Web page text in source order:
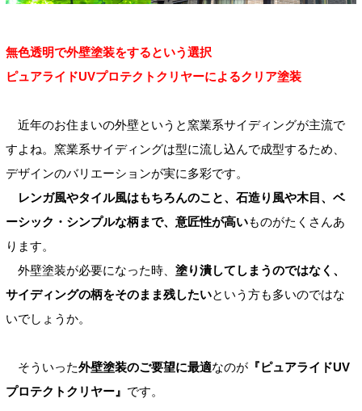
無色透明で外壁塗装をするという選択
ピュアライドUVプロテクトクリヤーによるクリア塗装
近年のお住まいの外壁というと窯業系サイディングが主流で
すよね。窯業系サイディングは型に流し込んで成型するため、
デザインのバリエーションが実に多彩です。
レンガ風やタイル風はもちろんのこと、石造り風や木目、ベ
ーシック・シンプルな柄まで、意匠性が高いものがたくさんあ
ります。
外壁塗装が必要になった時、 塗り潰してしまうのではなく、
サイディングの柄をそのまま残したいという方も多いのではな
いでしょうか。
そういった外壁塗装のご要望に最適なのが 『ピュアライドUV
プロテクトクリヤー』 です。